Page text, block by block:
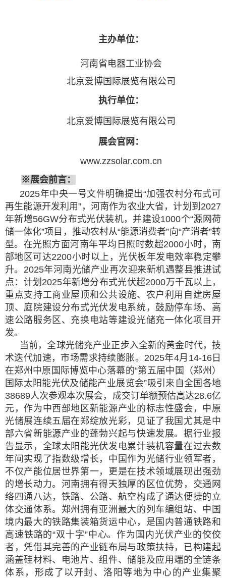
主办单位：
河南省电器工业协会
北京爱博国际展览有限公司
执行单位：
北京爱博国际展览有限公司
展会官网 ：
www.zzsolar.com.cn
※展会前言：
2025年中央一号文件明确提出“加强农村分布式可
再生能源开发利用”，河南作为农业大省，计划到2027
年新增56GW分布式光伏装机，并建设1000个“源网荷
储一体化”项目，推动农村从“能源消费者”向“产消者”转
型。在光照方面河南年平均日照时数超2000小时，南
部地区可达2200小时以上，光伏板年发电效率稳定攀
升。2025年河南光储产业再次迎来新机遇整县推进试
点：计划2025年新增分布式光伏超2000万千瓦以上，
重点支持工商业屋顶和公共设施、农户利用自建房屋
顶、庭院建设分布式光伏发电系统，鼓励停车场、高
速公路服务区、充换电站等建设光储充一体化项目开
发。
当前，全球光储充产业正步入全新的黄金时代，技
术迭代加速，市场需求持续膨胀。2025年4月14-16日
在郑州中原国际博览中心落幕的“第五届中国（郑州）
国际太阳能光伏及储能产业展览会”吸引来自全国各地
38689人次参观本次展会，成交订单额预估高达28.6亿
元，作为中西部地区新能源产业的标志性盛会，中原
光储展连续五届在郑绽放光彩，见证了我国尤其是中
部六省新能源产业的蓬勃兴起与快速发展。据行业报
告显示，全球太阳能光伏发电累计装机容量在过去数
年间实现了指数级增长，中国作为光储行业领军者，
不仅产能位居世界第一，更是在技术领域展现出强劲
的增长动力。河南拥有得天独厚的区位优势，交通网
络四通八达，铁路、公路、航空构成了通达便捷的立
体交通体系。郑州拥有亚洲最大的列车编组站、中国
境内最大的铁路集装箱货运中心，是国内普通铁路和
高速铁路的“双十字”中心。作为国内光伏产业的佼佼
者，凭借其完善的产业链布局与政策扶持，已构建起
涵盖硅材料、电池片、组件、储能及应用端的全链条
体系，形成了以开封、洛阳等地为中心的产业集聚